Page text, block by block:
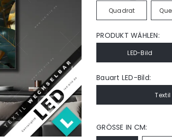
Quadrat
PRODUKT WÄHLEN:
LED-Bild
Bauart LED-Bild:
Textil
GRÖSSE IN CM: